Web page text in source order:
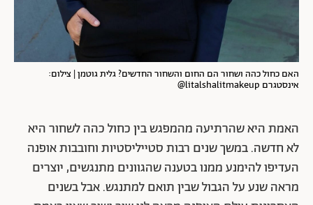
האם כחול כהה ושחור הם החום והשחור החדשים? גלית גוטמן | צילום:
אינסטגרם litalshalitmakeup@
האמת היא שהרתיעה מהמפגש בין כחול כהה לשחור היא
לא חדשה. במשך שנים רבות סטייליסטיות וחובבות אופנה
העדיפו להימנע ממנו בטענה שהגוונים מתנגשים, יוצרים
מראה שנע על הגבול שבין תואם למתנגש. אבל בשנים